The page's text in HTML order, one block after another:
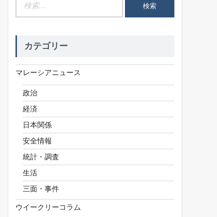
カテゴリー
マレーシアニュース
政治
経済
日本関係
安全情報
統計・調査
生活
三面・事件
ウイークリーコラム